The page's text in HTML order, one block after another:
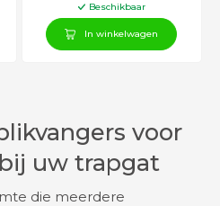
Beschikbaar
In winkelwagen
voor
uw trapgat
die meerdere